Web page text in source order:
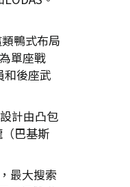
鴨式布局
單座戰
和後座武
計由凸包
巴基斯
最大搜索